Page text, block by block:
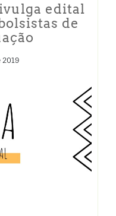
edital
de
2019